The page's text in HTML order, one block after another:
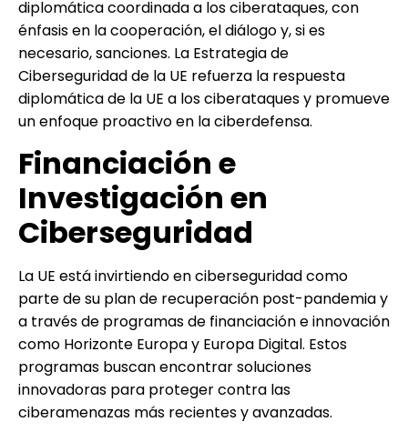
diplomática coordinada a los ciberataques, con
énfasis en la cooperación, el diálogo y, si es
necesario, sanciones. La Estrategia de
Ciberseguridad de la UE refuerza la respuesta
diplomática de la UE a los ciberataques y promueve
un enfoque proactivo en la ciberdefensa.
Financiación e
Investigación en
Ciberseguridad
La UE está invirtiendo en ciberseguridad como
parte de su plan de recuperación post-pandemia y
a través de programas de financiación e innovación
como Horizonte Europa y Europa Digital. Estos
programas buscan encontrar soluciones
innovadoras para proteger contra las
ciberamenazas más recientes y avanzadas.